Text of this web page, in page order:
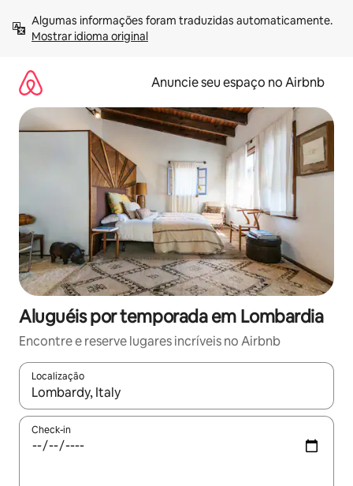
para
Mostrar idioma original
Anuncie seu espaço no Airbnb
Aluguéis por temporada em Lombardia
Encontre e reserve lugares incríveis no Airbnb
Localização
Quando os resultados estiverem disponíveis, explore-os
Check-in